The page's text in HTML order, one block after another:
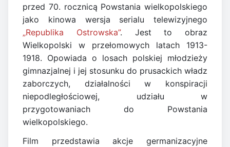
przed 70. rocznicą Powstania wielkopolskiego
jako kinowa wersja serialu telewizyjnego
„Republika Ostrowska”. Jest to obraz
Wielkopolski w przełomowych latach 1913-
1918. Opowiada o losach polskiej młodzieży
gimnazjalnej i jej stosunku do prusackich władz
zaborczych, działalności w konspiracji
niepodległościowej, udziału w
przygotowaniach do Powstania
wielkopolskiego.
Film przedstawia akcje germanizacyjne